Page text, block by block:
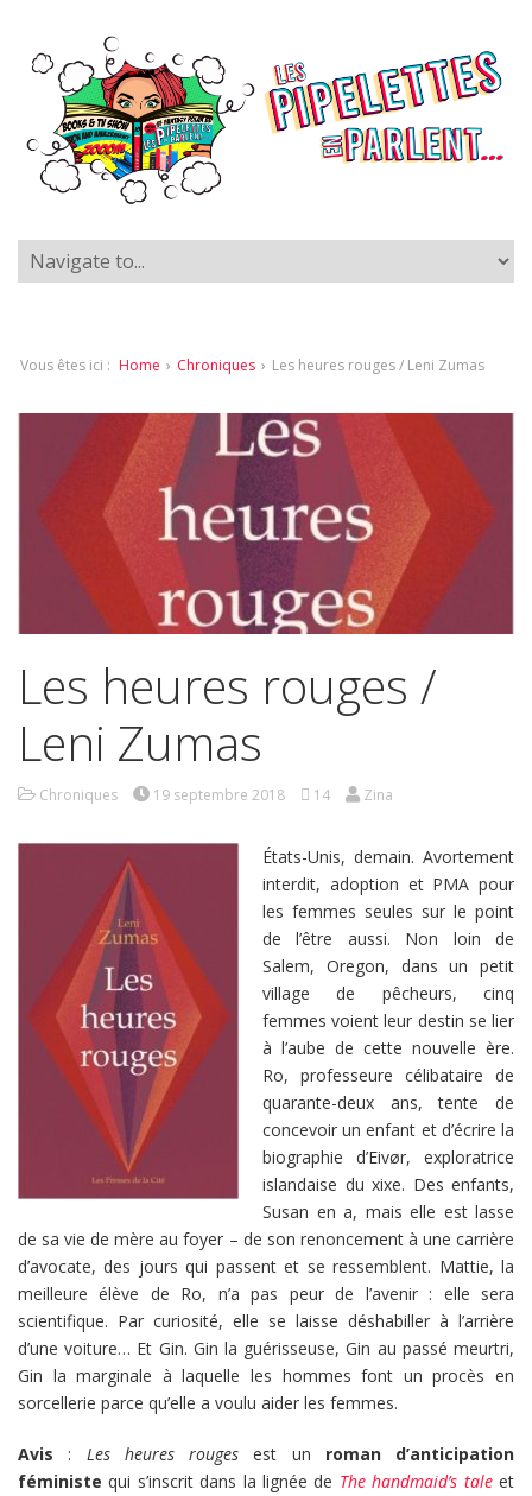
Vous êtes ici : Home › Chroniques › Les heures rouges / Leni Zumas
Les heures rouges /
Leni Zumas
Chroniques 19 septembre 2018 14 Zina
États-Unis, demain. Avortement
interdit, adoption et PMA pour
les femmes seules sur le point
de l’être aussi. Non loin de
Salem, Oregon, dans un petit
village de pêcheurs, cinq
femmes voient leur destin se lier
à l’aube de cette nouvelle ère.
Ro, professeure célibataire de
quarante-deux ans, tente de
concevoir un enfant et d’écrire la
biographie d’Eivør, exploratrice
islandaise du xixe. Des enfants,
Susan en a, mais elle est lasse
de sa vie de mère au foyer – de son renoncement à une carrière
d’avocate, des jours qui passent et se ressemblent. Mattie, la
meilleure élève de Ro, n’a pas peur de l’avenir : elle sera
scientifique. Par curiosité, elle se laisse déshabiller à l’arrière
d’une voiture… Et Gin. Gin la guérisseuse, Gin au passé meurtri,
Gin la marginale à laquelle les hommes font un procès en
sorcellerie parce qu’elle a voulu aider les femmes.
Avis : Les heures rouges est un roman d’anticipation
féministe qui s’inscrit dans la lignée de The handmaid’s taleet